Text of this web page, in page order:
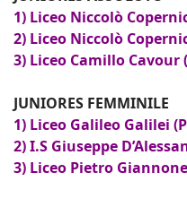
1) Liceo Niccolò
2) Liceo Niccolò
3) Liceo Camillo Cavour
JUNIORES FEMMINILE
1) Liceo Galileo Galilei
2) I.S Giuseppe
3) Liceo Pietro